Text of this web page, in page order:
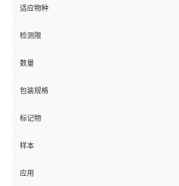
适应物种
检测限
数量
包装规格
标记物
样本
应用